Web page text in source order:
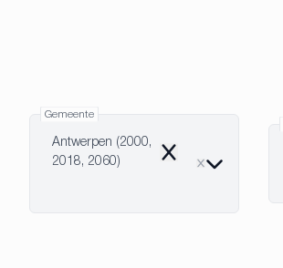
Gemeente
Antwerpen (2000,
2018, 2060)
Remove